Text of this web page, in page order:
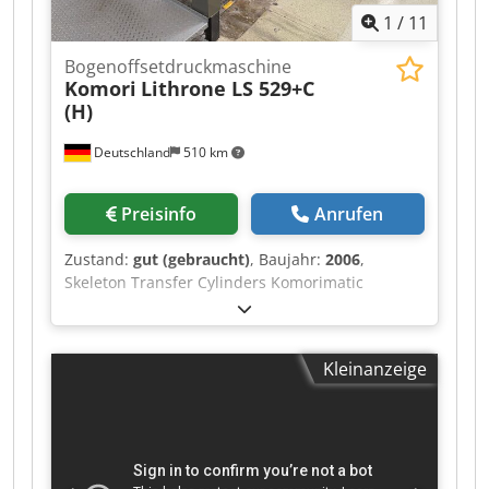
1 / 11
Deutschland 510 km
Bogenoffsetdruckmaschine
Komori Lithrone LS 529+C
(H)
Preisinfo Anrufen
Zustand: gut (gebraucht), Baujahr: 2006,
Skeleton Transfer Cylinders Komorimatic
Feuchtwerk Chodpfxsy Hwyue Aizea PDCS II:
Mess-Regeltechnik spektral KMS 4 - Komori
Monitoring System PQC-S: Kontroll- und
Steuertechnik KHS -AL: Managment+Register
aus Kammerrakelsystem mit Anilox Rasterwalze
Kleinanzeige